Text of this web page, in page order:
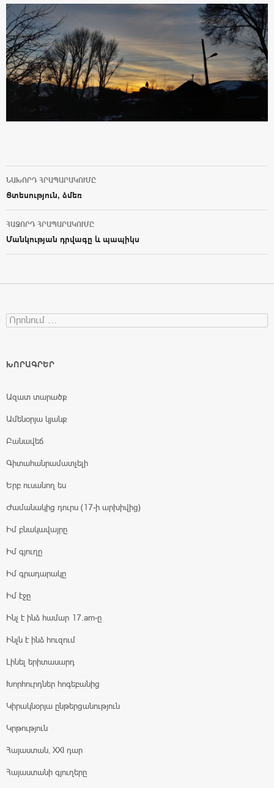
Post navigation
ՆԱԽՈՐԴ ՀՐԱՊԱՐԱԿՈՒՄԸ
Ցտեսություն, ձմեռ
ՀԱՋՈՐԴ ՀՐԱՊԱՐԱԿՈՒՄԸ
Մանկության դրվագը և պապիկս
Search for:
ԽՈՐԱԳՐԵՐ
Ազատ տարածք
Ամենօրյա կյանք
Բանավեճ
Գիտահանրամատչելի
Երբ ուսանող ես
Ժամանակից դուրս (17-ի արխիվից)
Իմ բնակավայրը
Իմ գյուղը
Իմ գրադարակը
Իմ էջը
Ինչ է ինձ համար 17.am-ը
Ինչն է ինձ հուզում
Լինել երիտասարդ
Խորհուրդներ հոգեբանից
Կիրակնօրյա ընթերցանություն
Կրթություն
Հայաստան, XXI դար
Հայաստանի գյուղերը